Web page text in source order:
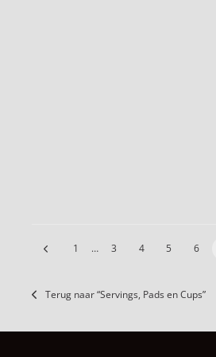
1 … 3 4 5 6
Terug naar “Servings, Pads en Cups”